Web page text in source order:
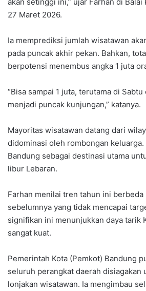
27 Maret 2026.
Ia memprediksi jumlah wisatawan
pada puncak akhir pekan. Bahkan,
berpotensi menembus angka 1 juta
“Bisa sampai 1 juta, terutama di
menjadi puncak kunjungan,” katanya.
Mayoritas wisatawan datang dari
didominasi oleh rombongan
Bandung sebagai destinasi utama
libur Lebaran.
Farhan menilai tren tahun ini berbeda
sebelumnya yang tidak mencapai
signifikan ini menunjukkan daya tarik
sangat kuat.
Pemerintah Kota (Pemkot) Bandung
seluruh perangkat daerah disiagakan
lonjakan wisatawan. Ia mengimbau